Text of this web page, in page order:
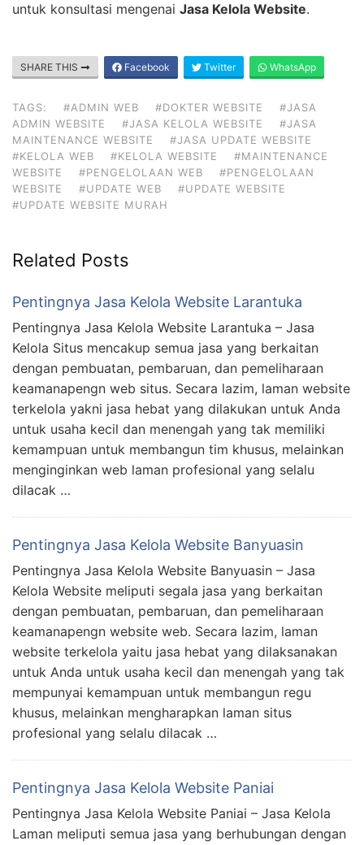
untuk konsultasi mengenai Jasa Kelola Website.
SHARE THIS Facebook Twitter WhatsApp
TAGS: #ADMIN WEB #DOKTER WEBSITE
#JASA
ADMIN WEBSITE
#JASA KELOLA WEBSITE
#JASA
MAINTENANCE WEBSITE
#JASA UPDATE WEBSITE
#KELOLA WEB
#KELOLA WEBSITE
#MAINTENANCE
WEBSITE
#PENGELOLAAN WEB
#PENGELOLAAN
WEBSITE
#UPDATE WEB
#UPDATE WEBSITE
#UPDATE WEBSITE MURAH
Related Posts
Pentingnya Jasa Kelola Website Larantuka
Pentingnya Jasa Kelola Website Larantuka – Jasa
Kelola Situs mencakup semua jasa yang berkaitan
dengan pembuatan, pembaruan, dan pemeliharaan
keamanapengn web situs. Secara lazim, laman website
terkelola yakni jasa hebat yang dilakukan untuk Anda
untuk usaha kecil dan menengah yang tak memiliki
kemampuan untuk membangun tim khusus, melainkan
menginginkan web laman profesional yang selalu
dilacak …
Pentingnya Jasa Kelola Website Banyuasin
Pentingnya Jasa Kelola Website Banyuasin – Jasa
Kelola Website meliputi segala jasa yang berkaitan
dengan pembuatan, pembaruan, dan pemeliharaan
keamanapengn website web. Secara lazim, laman
website terkelola yaitu jasa hebat yang dilaksanakan
untuk Anda untuk usaha kecil dan menengah yang tak
mempunyai kemampuan untuk membangun regu
khusus, melainkan mengharapkan laman situs
profesional yang selalu dilacak …
Pentingnya Jasa Kelola Website Paniai
Pentingnya Jasa Kelola Website Paniai – Jasa Kelola
Laman meliputi semua jasa yang berhubungan dengan